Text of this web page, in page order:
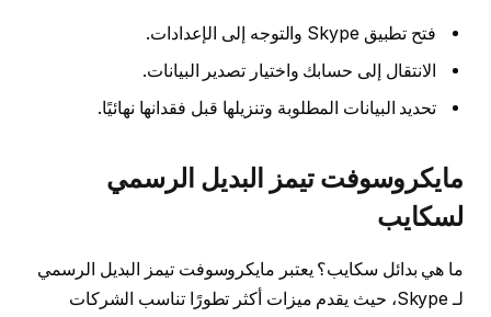
فتح تطبيق Skype والتوجه إلى الإعدادات.
الانتقال إلى حسابك واختيار تصدير البيانات.
تحديد البيانات المطلوبة وتنزيلها قبل فقدانها نهائيًا.
مايكروسوفت تيمز البديل الرسمي
لسكايب
ما هي بدائل سكايب؟ يعتبر مايكروسوفت تيمز البديل الرسمي
لـ Skype، حيث يقدم ميزات أكثر تطورًا تناسب الشركات